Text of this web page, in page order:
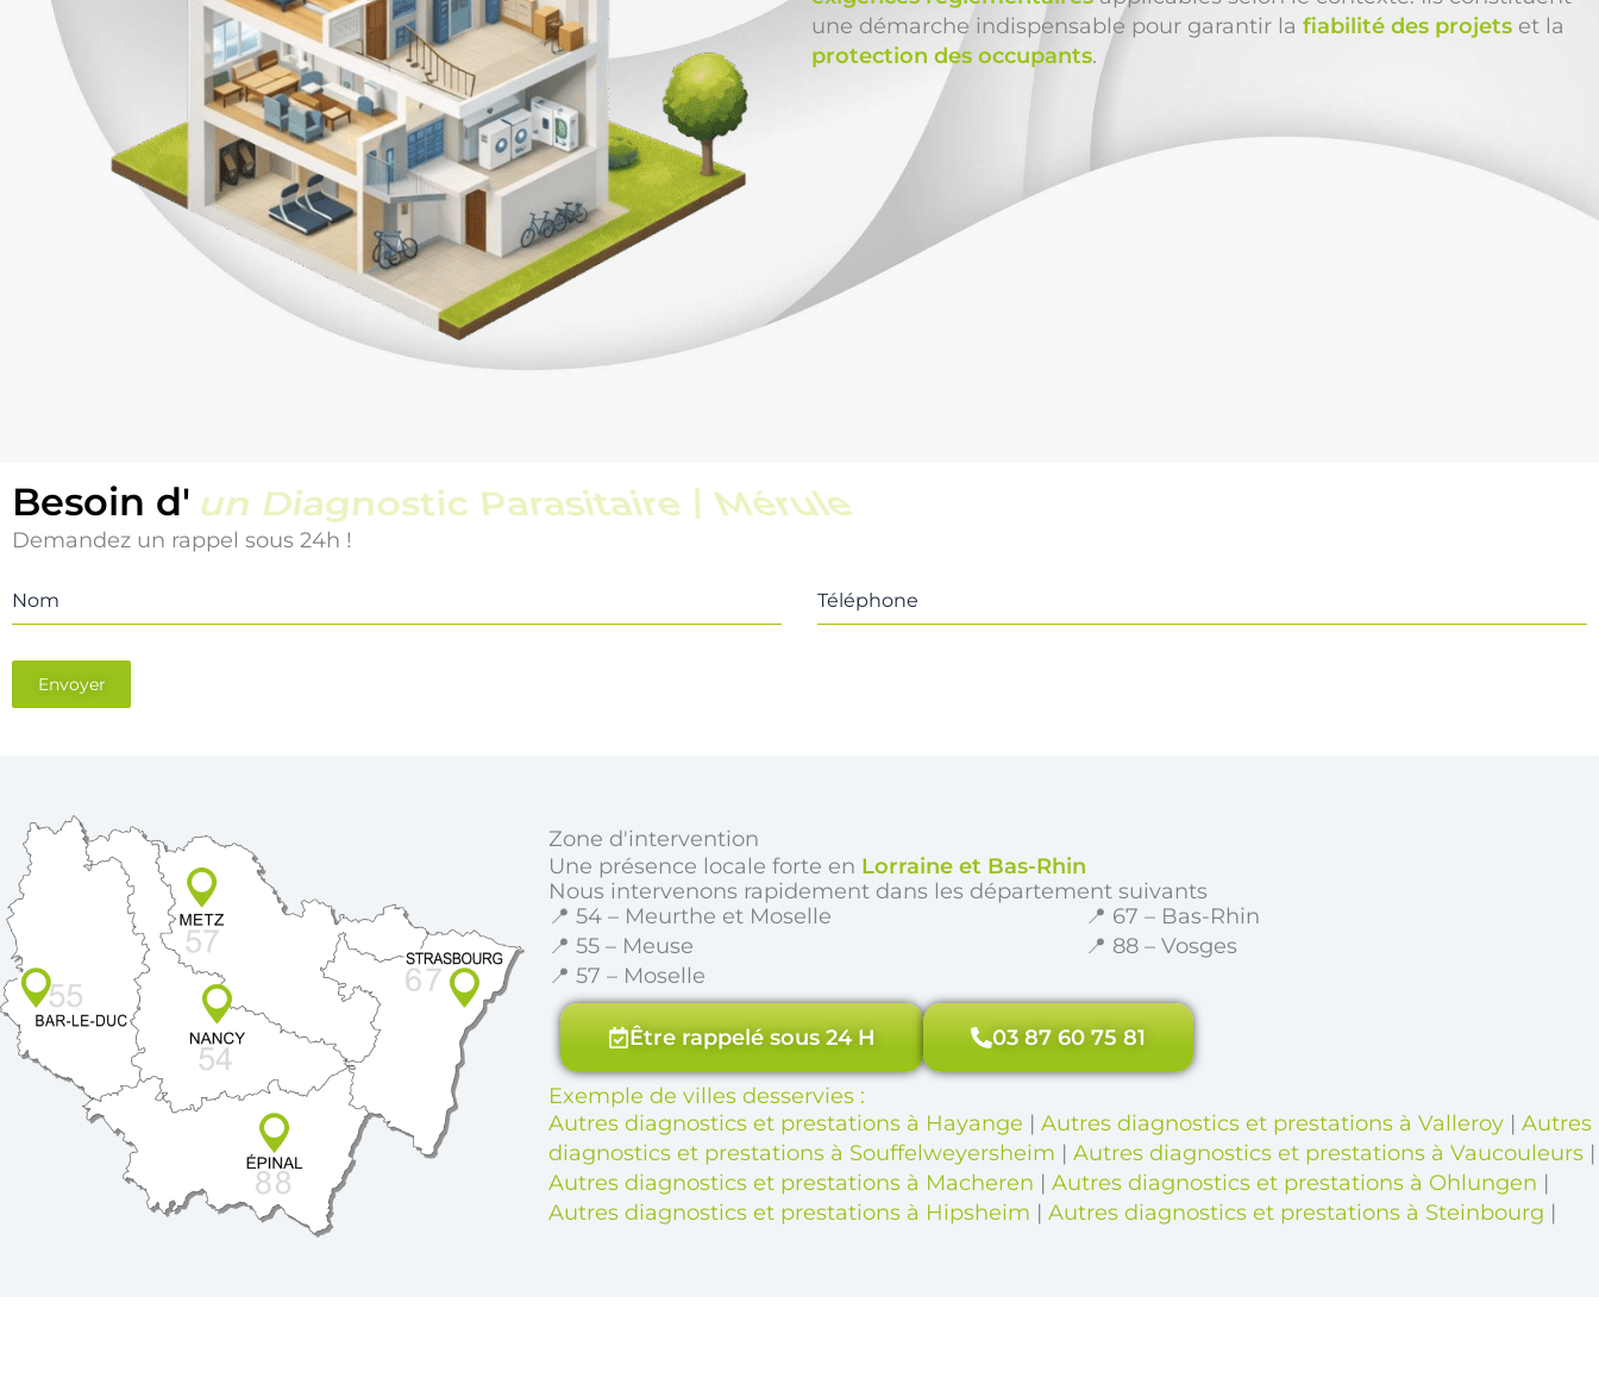
une démarche indispensable pour garantir la fiabilité des projets et la
protection des occupants.
Besoin d' un Diagnostic Piscine
Demandez un rappel sous 24h !
Nom Téléphone
Envoyer
Zone d'intervention
Une présence locale forte en Lorraine et Bas-Rhin
Nous intervenons rapidement dans les département suivants
📍 54 – Meurthe et Moselle
📍 55 – Meuse
📍 57 – Moselle
📍 67 – Bas-Rhin
📍 88 – Vosges
Être rappelé sous 24 H 03 87 60 75 81
Exemple de villes desservies :
Autres diagnostics et prestations à Hayange |Autres diagnostics et prestations à Valleroy |Autres
diagnostics et prestations à Souffelweyersheim |Autres diagnostics et prestations à Vaucouleurs |
Autres diagnostics et prestations à Macheren |Autres diagnostics et prestations à Ohlungen |
Autres diagnostics et prestations à Hipsheim |Autres diagnostics et prestations à Steinbourg |